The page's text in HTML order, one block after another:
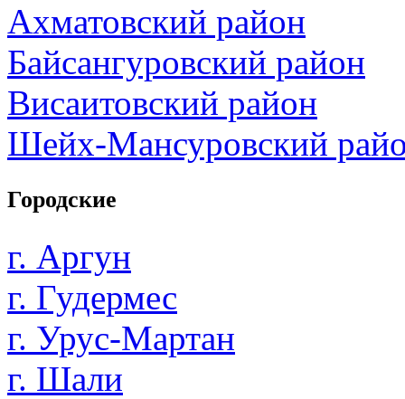
Ахматовский район
Байсангуровский район
Висаитовский район
Шейх-Мансуровский
Городские
г. Аргун
г. Гудермес
г. Урус-Мартан
г. Шали